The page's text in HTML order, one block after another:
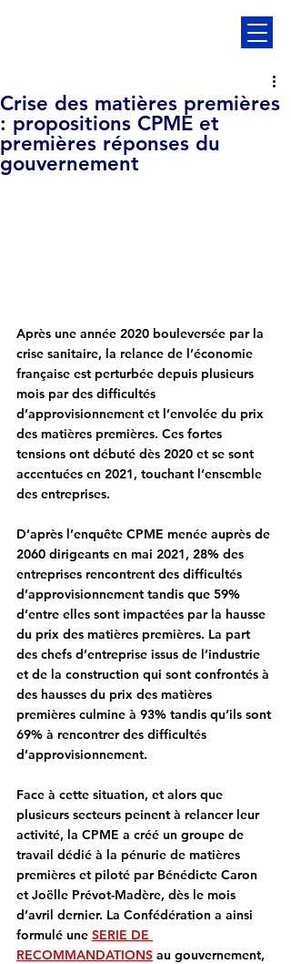
Crise des matières premières
: propositions CPME et
premières réponses du
gouvernement
Après une année 2020 bouleversée par la
crise sanitaire, la relance de l’économie
française est perturbée depuis plusieurs
mois par des difficultés
d’approvisionnement et l’envolée du prix
des matières premières. Ces fortes
tensions ont débuté dès 2020 et se sont
accentuées en 2021, touchant l’ensemble
des entreprises.
D’après l’enquête CPME menée auprès de
2060 dirigeants en mai 2021, 28% des
entreprises rencontrent des difficultés
d’approvisionnement tandis que 59%
d’entre elles sont impactées par la hausse
du prix des matières premières. La part
des chefs d’entreprise issus de l’industrie
et de la construction qui sont confrontés à
des hausses du prix des matières
premières culmine à 93% tandis qu’ils sont
69% à rencontrer des difficultés
d’approvisionnement.
Face à cette situation, et alors que
plusieurs secteurs peinent à relancer leur
activité, la CPME a créé un groupe de
travail dédié à la pénurie de matières
premières et piloté par Bénédicte Caron
et Joëlle Prévot-Madère, dès le mois
d’avril dernier. La Confédération a ainsi
formulé une SERIE DE
RECOMMANDATIONS au gouvernement,